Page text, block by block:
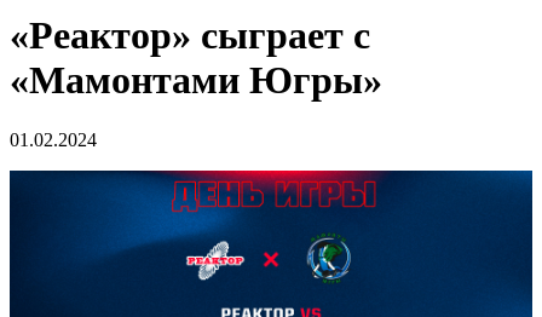
«Реактор» сыграет с
«Мамонтами Югры»
01.02.2024